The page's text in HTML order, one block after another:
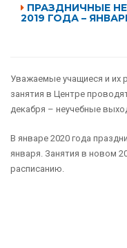
ПРАЗДНИЧНЫЕ
2019 ГОДА –
Уважаемые учащиеся и их
занятия в Центре
декабря – неучебные
В январе 2020 года
января. Занятия в новом
расписанию.